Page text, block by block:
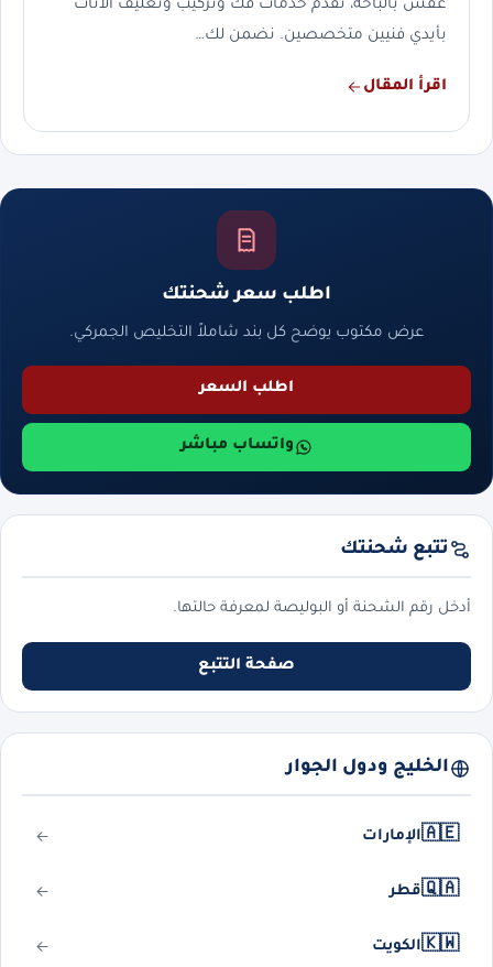
عفش بالباحة، نقدم خدمات فك وتركيب وتغليف الأثاث
بأيدي فنيين متخصصين. نضمن لك…
اقرأ المقال
اطلب سعر شحنتك
عرض مكتوب يوضح كل بند شاملاً التخليص الجمركي.
اطلب السعر
واتساب مباشر
تتبع شحنتك
أدخل رقم الشحنة أو البوليصة لمعرفة حالتها.
صفحة التتبع
الخليج ودول الجوار
🇦🇪الإمارات
🇶🇦قطر
🇰🇼الكويت